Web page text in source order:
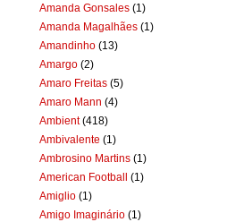
Amanda Gonsales (1)
Amanda Magalhães (1)
Amandinho (13)
Amargo (2)
Amaro Freitas (5)
Amaro Mann (4)
Ambient (418)
Ambivalente (1)
Ambrosino Martins (1)
American Football (1)
Amiglio (1)
Amigo Imaginário (1)